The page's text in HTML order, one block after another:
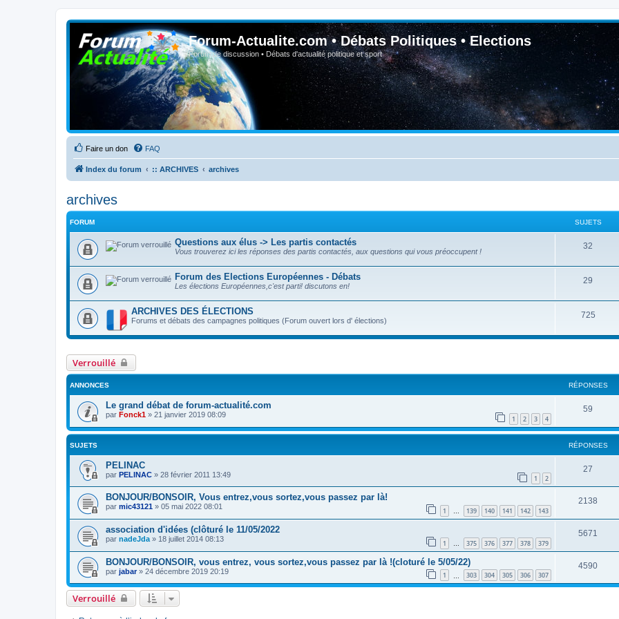
Forum-Actualite.com • Débats Politiques • Elections
Forum de discussion • Débats d'actualité politique et sport
Faire un don FAQ
Index du forum :: ARCHIVES archives
archives
FORUM SUJETS
Questions aux élus -> Les partis contactés
Vous trouverez ici les réponses des partis contactés, aux questions qui vous préoccupent !
32
Forum des Elections Européennes - Débats
Les élections Européennes,c'est parti! discutons en!
29
ARCHIVES DES ÉLECTIONS
Forums et débats des campagnes politiques (Forum ouvert lors d' élections)
725
Verrouillé
ANNONCES RÉPONSES
Le grand débat de forum-actualité.com
par Fonck1 » 21 janvier 2019 08:09 1 2 3 4
59
SUJETS RÉPONSES
PELINAC
par PELINAC » 28 février 2011 13:49 1 2
27
BONJOUR/BONSOIR, Vous entrez,vous sortez,vous passez par là!
par mic43121 » 05 mai 2022 08:01 1 … 139 140 141 142 143
2138
association d'idées (clôturé le 11/05/2022
par nadeJda » 18 juillet 2014 08:13 1 … 375 376 377 378 379
5671
BONJOUR/BONSOIR, vous entrez, vous sortez,vous passez par là !(cloturé le 5/05/22)
par jabar» 24 décembre 2019 20:19 1 303 304 305 306 307
4590
Verrouillé